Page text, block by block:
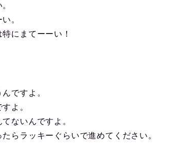
。
にまてーーい！
ですよ。
よ。
ないんですよ。
らラッキーぐらいで進めてください。